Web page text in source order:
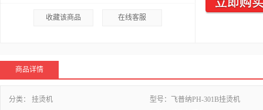
收藏该商品 在线客服
商品详情
分类： 挂烫机 型号：
飞普纳PH-301B挂烫机